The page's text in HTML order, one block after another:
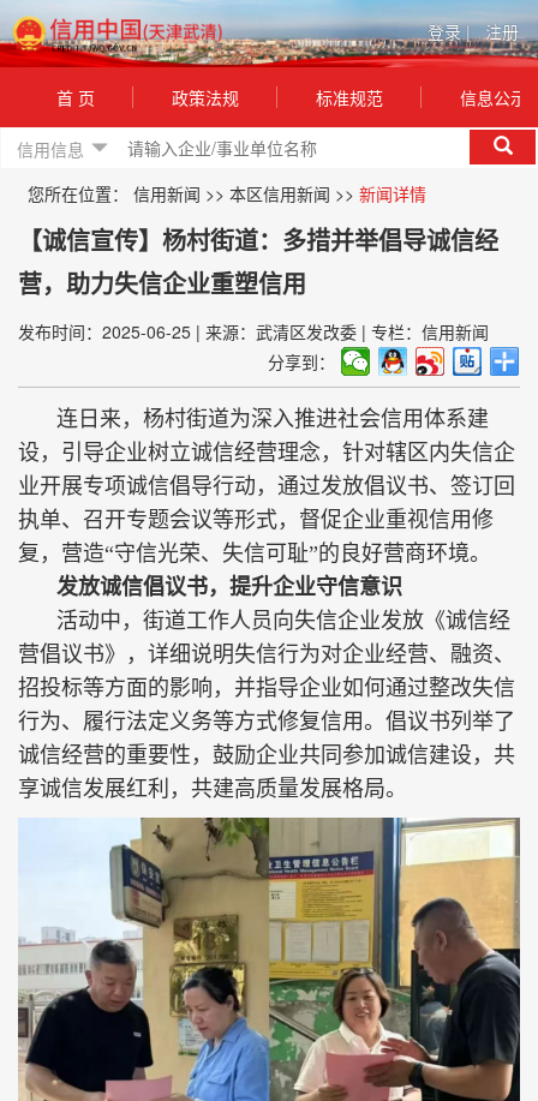
登录| 注册
首 页 政策法规 标准规范 信息公示
信用信息
您所在位置： 信用新闻 >> 本区信用新闻 >> 新闻详情
【诚信宣传】杨村街道：多措并举倡导诚信经
营，助力失信企业重塑信用
发布时间：2025-06-25 | 来源：武清区发改委 | 专栏：信用新闻
分享到：
连日来，杨村街道为深入推进社会信用体系建
设，引导企业树立诚信经营理念，针对辖区内失信企
业开展专项诚信倡导行动，通过发放倡议书、签订回
执单、召开专题会议等形式，督促企业重视信用修
复，营造“守信光荣、失信可耻”的良好营商环境。
发放诚信倡议书，提升企业守信意识
活动中，街道工作人员向失信企业发放《诚信经
营倡议书》，详细说明失信行为对企业经营、融资、
招投标等方面的影响，并指导企业如何通过整改失信
行为、履行法定义务等方式修复信用。倡议书列举了
诚信经营的重要性，鼓励企业共同参加诚信建设，共
享诚信发展红利，共建高质量发展格局。